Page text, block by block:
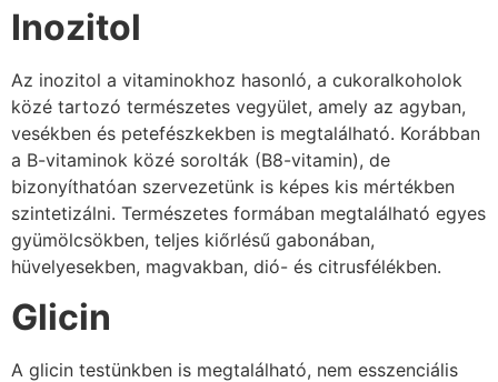
Inozitol
Az inozitol a vitaminokhoz hasonló, a cukoralkoholok
közé tartozó természetes vegyület, amely az agyban,
vesékben és petefészkekben is megtalálható. Korábban
a B-vitaminok közé sorolták (B8-vitamin), de
bizonyíthatóan szervezetünk is képes kis mértékben
szintetizálni. Természetes formában megtalálható egyes
gyümölcsökben, teljes kiőrlésű gabonában,
hüvelyesekben, magvakban, dió- és citrusfélékben.
Glicin
A glicin testünkben is megtalálható, nem esszenciális